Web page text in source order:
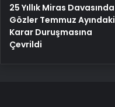
25 Yıllık Miras Davasında
Gözler Temmuz Ayındaki
Karar Duruşmasına
Çevrildi